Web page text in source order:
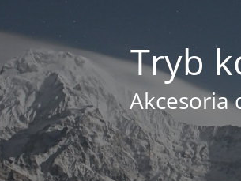
Tryb
Akcesoria